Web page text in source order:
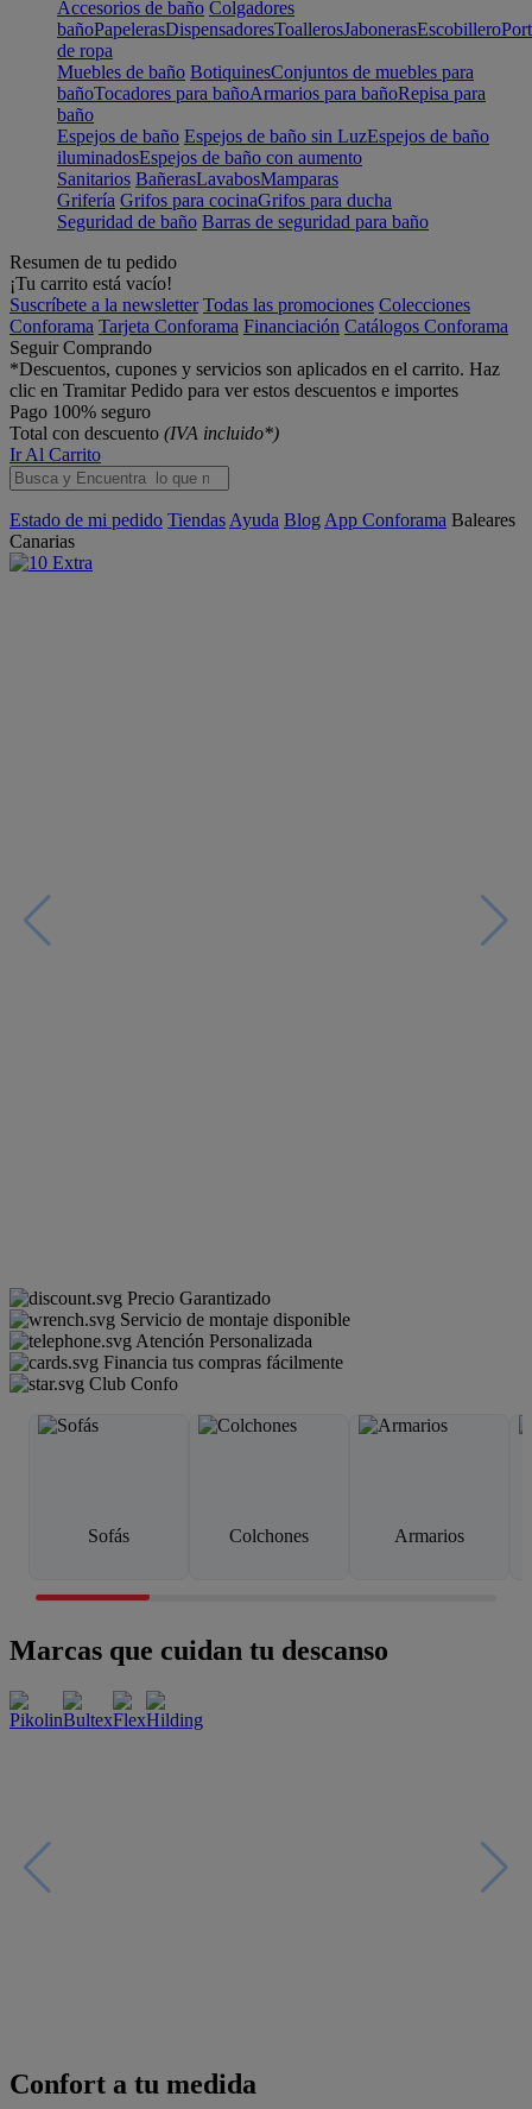
Accesorios de baño Colgadores
bañoPapelerasDispensadoresToallerosJabonerasEscobillero
de ropa
Muebles de baño BotiquinesConjuntos de muebles para
bañoTocadores para bañoArmarios para bañoRepisa para
baño
Espejos de baño Espejos de baño sin LuzEspejos de baño
iluminadosEspejos de baño con aumento
Sanitarios BañerasLavabosMamparas
Grifería Grifos para cocinaGrifos para ducha
Seguridad de baño Barras de seguridad para baño
Resumen de tu pedido
¡Tu carrito está vacío!
Suscríbete a la newsletter Todas las promociones Colecciones
Conforama Tarjeta Conforama Financiación Catálogos Conforama
Seguir Comprando
*Descuentos, cupones y servicios son aplicados en el carrito. Haz
clic en Tramitar Pedido para ver estos descuentos e importes
Pago 100% seguro
Total con descuento (IVA incluido*)
Ir Al Carrito
Estado de mi pedido Tiendas Ayuda Blog App Conforama Baleares
Canarias
Precio Garantizado
Servicio de montaje disponible
Atención Personalizada
Financia tus compras fácilmente
Club Confo
Sofás Colchones Armarios
Marcas que cuidan tu descanso
Confort a tu medida